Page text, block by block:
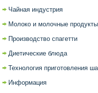
Чайная индустрия
Молоко и молочные продукты
Производство спагетти
Диетические блюда
Технология приготовления
Информация